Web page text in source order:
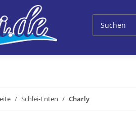
Schlei-Enten Charly